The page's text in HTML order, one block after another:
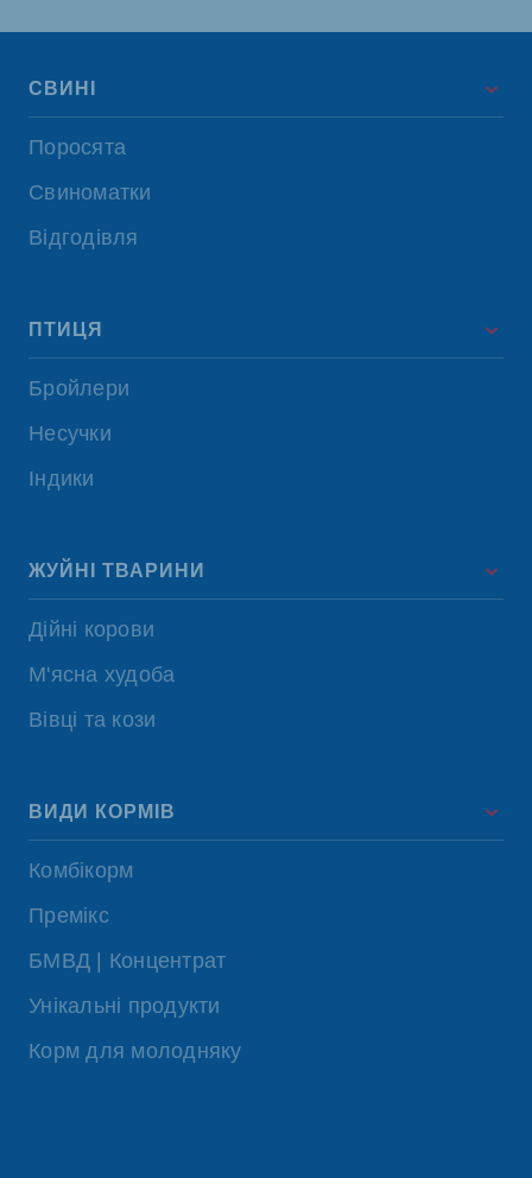
СВИНІ
Поросята
Свиноматки
Відгодівля
ПТИЦЯ
Бройлери
Несучки
Індики
ЖУЙНІ ТВАРИНИ
Дійні корови
М'ясна худоба
Вівці та кози
ВИДИ КОРМІВ
Комбікорм
Премікс
БМВД | Концентрат
Унікальні продукти
Корм для молодняку